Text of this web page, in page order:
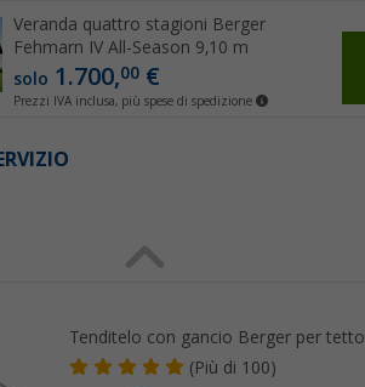
Veranda quattro stagioni Berger
Fehmarn IV All-Season 9,10 m
solo 1.700,00€
Prezzi IVA inclusa, più spese di spedizione
Tenditelo con gancio Berger per tetto
(Più di 100)
7 mm (al metro)(Più di 100)
6, 99€
PVP 8,99 €
99 € / 1 m)